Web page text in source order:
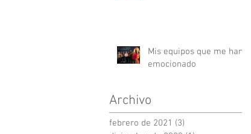
Mis equipos que me han
emocionado
Archivo
febrero de 2021 (3)